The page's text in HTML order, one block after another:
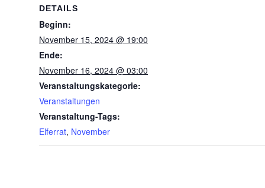
DETAILS
Beginn:
November 15, 2024 @ 19:00
Ende:
November 16, 2024 @ 03:00
Veranstaltungskategorie:
Veranstaltungen
Veranstaltung-Tags:
Elferrat, November